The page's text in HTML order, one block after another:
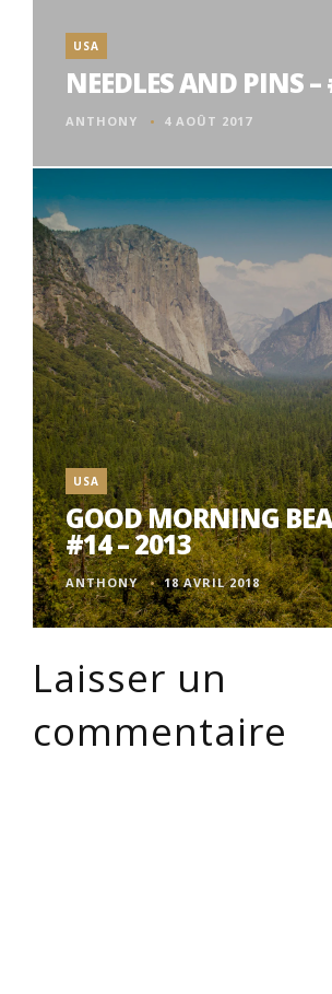
USA
NEEDLES AND PINS
ANTHONY 4 AOÛT 2017
USA
GOOD MORNING
#14 – 2013
ANTHONY 18 AVRIL 2018
Laisser un
commentaire